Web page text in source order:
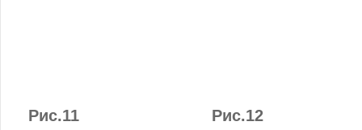
Рис.11 Рис.12